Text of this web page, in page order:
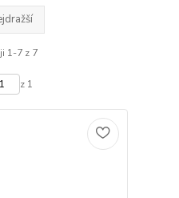
1-7 z 7
z 1